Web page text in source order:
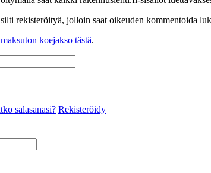
rekisteröityä, jolloin saat oikeuden kommentoida
maksuton koejakso tästä.
salasanasi? Rekisteröidy